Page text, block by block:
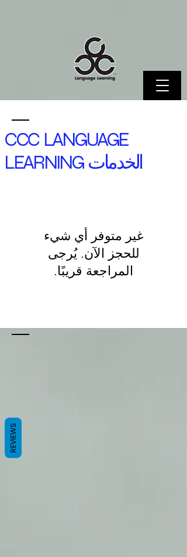
CCC LANGUAGE
LEARNING الخدمات
غير متوفر أي شيء
للحجز الآن. يُرجى
المراجعة قريبًا.
REVIEWS